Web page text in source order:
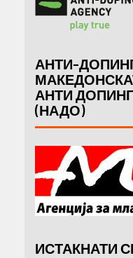
АНТИ-
АНТИ
(НАДО)
ИСТАКНАТИ